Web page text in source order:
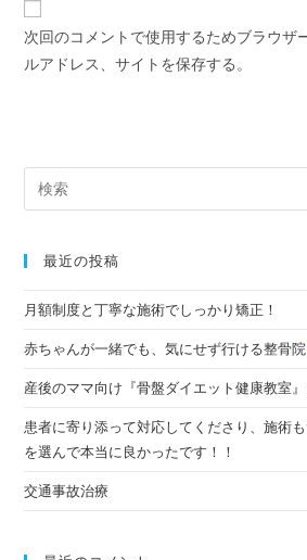
次回のコメントで使用するためブラウザ
ルアドレス、サイトを保存する。
最近の投稿
月額制度と丁寧な施術でしっかり矯正！
赤ちゃんが一緒でも、気にせず行ける整骨院
産後のママ向け『骨盤ダイエット健康教室
患者に寄り添って対応してくださり、施術
を選んで本当に良かったです！！
交通事故治療